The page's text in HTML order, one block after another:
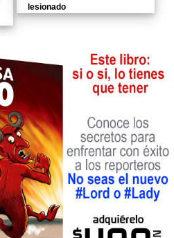
lesionado